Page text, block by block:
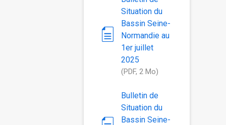
Situation du
Bassin Seine-
Normandie au
1er juillet
2025
(PDF, 2 Mo)
Bulletin de
Situation du
Bassin Seine-